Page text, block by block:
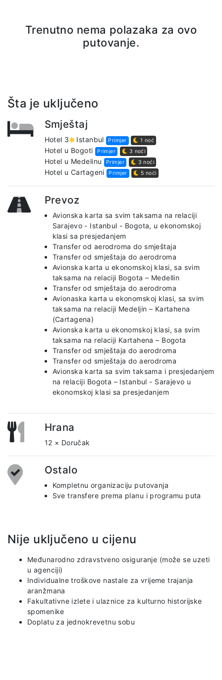
Trenutno nema polazaka za ovo
putovanje.
Šta je uključeno
Smještaj
Hotel 3 Istanbul Primjer 1 noć
Hotel u Bogoti Primjer 3 noći
Hotel u Medelinu Primjer 3 noći
Hotel u Cartageni Primjer 5 noći
Prevoz
Avionska karta sa svim taksama na relaciji
Sarajevo - Istanbul - Bogota, u ekonomskoj
klasi sa presjedanjem
Transfer od aerodroma do smještaja
Transfer od smještaja do aerodroma
Avionska karta u ekonomskoj klasi, sa svim
taksama na relaciji Bogota – Medellin
Transfer od smještaja do aerodroma
Avionaska karta u ekonomskoj klasi, sa svim
taksama na relaciji Medeljin – Kartahena
(Cartagena)
Avionska karta u ekonomskoj klasi, sa svim
taksama na relaciji Kartahena – Bogota
Transfer od smještaja do aerodroma
Transfer od smještaja do aerodroma
Avionska karta sa svim taksama i presjedanjem
na relaciji Bogota – Istanbul - Sarajevo u
ekonomskoj klasi sa presjedanjem
Hrana
12 × Doručak
Ostalo
Kompletnu organizaciju putovanja
Sve transfere prema planu i programu puta
Nije uključeno u cijenu
Međunarodno zdravstveno osiguranje (može se uzeti
u agenciji)
Individualne troškove nastale za vrijeme trajanja
aranžmana
Fakultativne izlete i ulaznice za kulturno historijske
spomenike
Doplatu za jednokrevetnu sobu